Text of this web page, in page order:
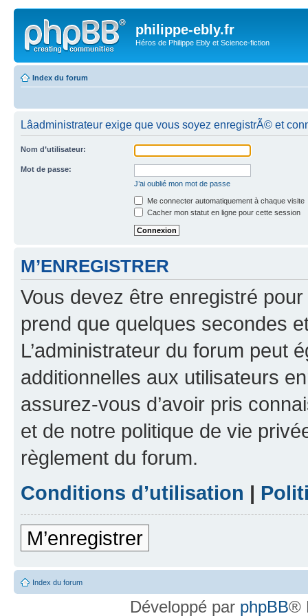
philippe-ebly.fr
Héros de Philippe Ebly et Science-fiction
Index du forum
Lâadministrateur exige que vous soyez enregistrÃ© et
Nom d’utilisateur:
Mot de passe:
J’ai oublié mon mot de passe
Me connecter automatiquement à chaque visite
Cacher mon statut en ligne pour cette session
M’ENREGISTRER
Vous devez être enregistré
prend que quelques secondes
L’administrateur du forum peut
additionnelles aux utilisateurs
assurez-vous d’avoir pris
et de notre politique de vie
règlement du forum.
Conditions d’utilisation |
M’enregistrer
Index du forum
Développé par phpBB®